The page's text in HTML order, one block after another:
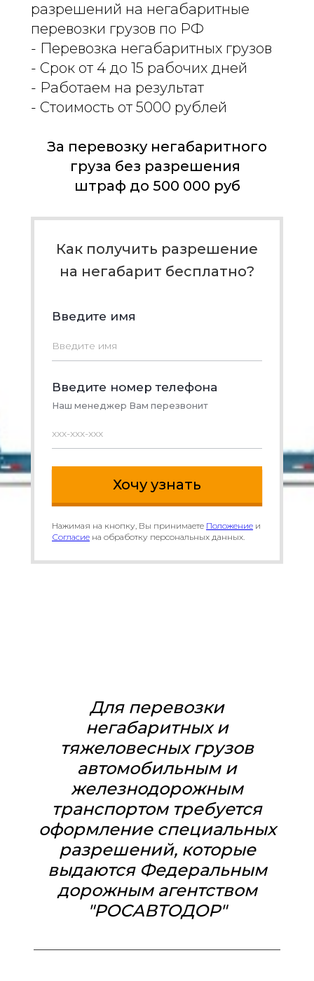
разрешений на негабаритные
перевозки грузов по РФ
- Перевозка негабаритных грузов
- Срок от 4 до 15 рабочих дней
- Работаем на результат
- Стоимость от 5000 рублей
За перевозку негабаритного
груза без разрешения
штраф до 500 000 руб
Как получить разрешение
на негабарит бесплатно?​​​​​​​
Введите имя
Введите номер телефона
Наш менеджер Вам перезвонит
Нажимая на кнопку, Вы принимаете Положение и
Согласие на обработку персональных данных.
Для перевозки
негабаритных и
тяжеловесных грузов
автомобильным и
железнодорожным
транспортом требуется
оформление специальных
разрешений, которые
выдаются Федеральным
дорожным агентством
"РОСАВТОДОР"